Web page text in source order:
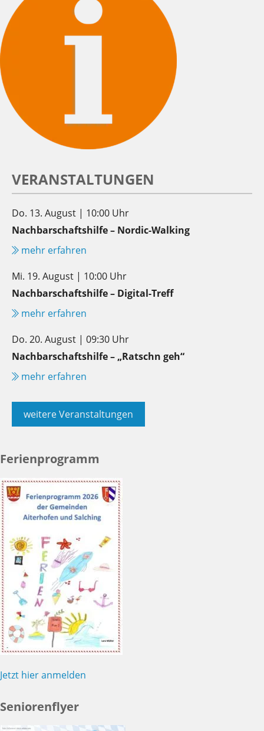
VERANSTALTUNGEN
Do. 13. August | 10:00 Uhr
Nachbarschaftshilfe – Nordic-Walking
mehr erfahren
Mi. 19. August | 10:00 Uhr
Nachbarschaftshilfe – Digital-Treff
mehr erfahren
Do. 20. August | 09:30 Uhr
Nachbarschaftshilfe – „Ratschn geh“
mehr erfahren
weitere Veranstaltungen
Ferienprogramm
Jetzt hier anmelden
Seniorenflyer